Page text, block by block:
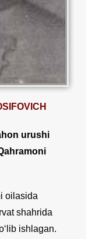
urushi
oilasida
shahrida
ishlagan.